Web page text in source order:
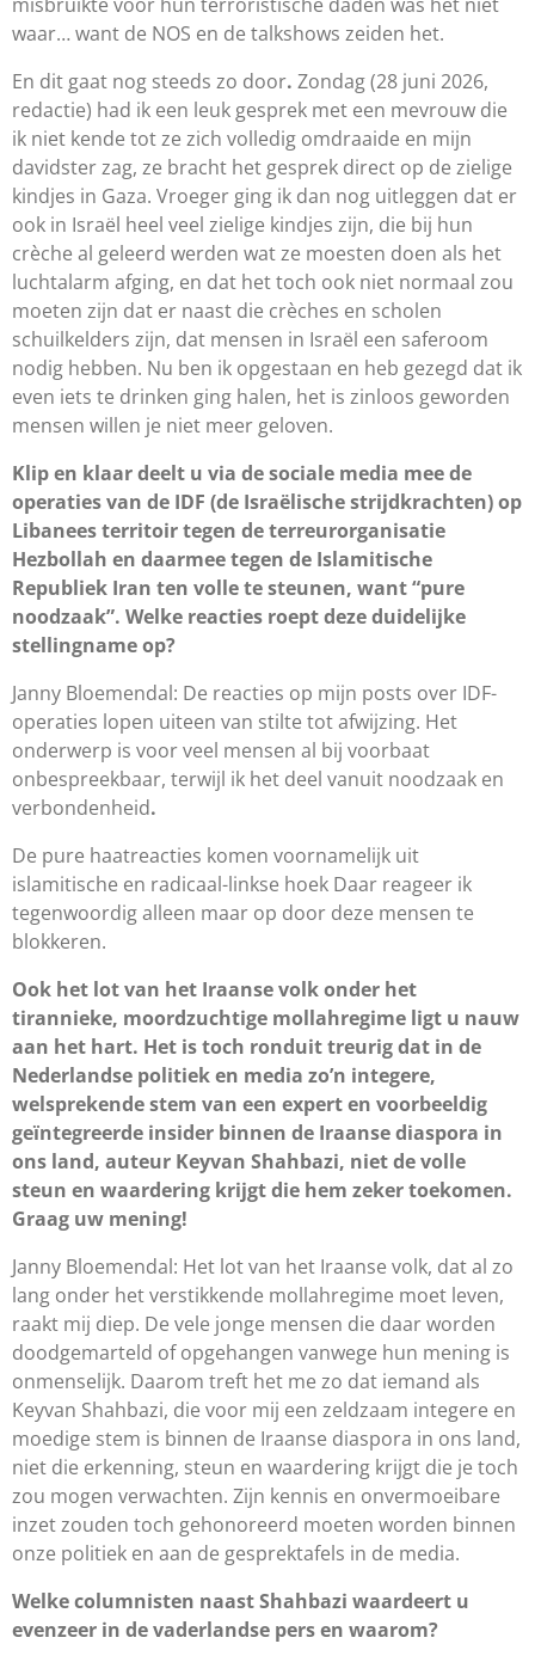
waar… want de NOS en de talkshows zeiden het.
En dit gaat nog steeds zo door. Zondag (28 juni 2026,
redactie) had ik een leuk gesprek met een mevrouw die
ik niet kende tot ze zich volledig omdraaide en mijn
davidster zag, ze bracht het gesprek direct op de zielige
kindjes in Gaza. Vroeger ging ik dan nog uitleggen dat er
ook in Israël heel veel zielige kindjes zijn, die bij hun
crèche al geleerd werden wat ze moesten doen als het
luchtalarm afging, en dat het toch ook niet normaal zou
moeten zijn dat er naast die crèches en scholen
schuilkelders zijn, dat mensen in Israël een saferoom
nodig hebben. Nu ben ik opgestaan en heb gezegd dat ik
even iets te drinken ging halen, het is zinloos geworden
mensen willen je niet meer geloven.
Klip en klaar deelt u via de sociale media mee de
operaties van de IDF (de Israëlische strijdkrachten) op
Libanees territoir tegen de terreurorganisatie
Hezbollah en daarmee tegen de Islamitische
Republiek Iran ten volle te steunen, want “pure
noodzaak”. Welke reacties roept deze duidelijke
stellingname op?
Janny Bloemendal: De reacties op mijn posts over IDF-
operaties lopen uiteen van stilte tot afwijzing. Het
onderwerp is voor veel mensen al bij voorbaat
onbespreekbaar, terwijl ik het deel vanuit noodzaak en
verbondenheid.
De pure haatreacties komen voornamelijk uit
islamitische en radicaal-linkse hoek Daar reageer ik
tegenwoordig alleen maar op door deze mensen te
blokkeren.
Ook het lot van het Iraanse volk onder het
tirannieke, moordzuchtige mollahregime ligt u nauw
aan het hart. Het is toch ronduit treurig dat in de
Nederlandse politiek en media zo’n integere,
welsprekende stem van een expert en voorbeeldig
geïntegreerde insider binnen de Iraanse diaspora in
ons land, auteur Keyvan Shahbazi, niet de volle
steun en waardering krijgt die hem zeker toekomen.
Graag uw mening!
Janny Bloemendal: Het lot van het Iraanse volk, dat al zo
lang onder het verstikkende mollahregime moet leven,
raakt mij diep. De vele jonge mensen die daar worden
doodgemarteld of opgehangen vanwege hun mening is
onmenselijk. Daarom treft het me zo dat iemand als
Keyvan Shahbazi, die voor mij een zeldzaam integere en
moedige stem is binnen de Iraanse diaspora in ons land,
niet die erkenning, steun en waardering krijgt die je toch
zou mogen verwachten. Zijn kennis en onvermoeibare
inzet zouden toch gehonoreerd moeten worden binnen
onze politiek en aan de gesprektafels in de media.
Welke columnisten naast Shahbazi waardeert u
evenzeer in de vaderlandse pers en waarom?